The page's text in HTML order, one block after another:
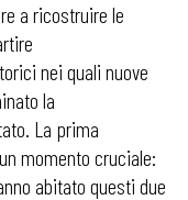
a ricostruire le
nei quali nuove
la
La prima
momento cruciale:
abitato questi due